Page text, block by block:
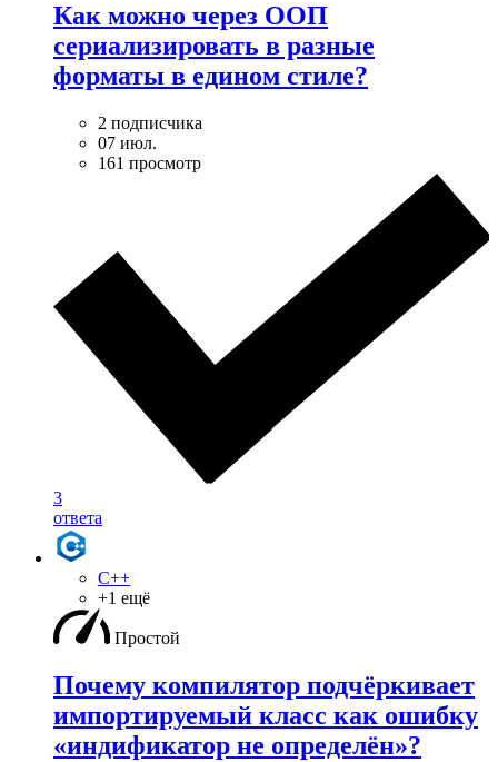
Как можно через ООП
сериализировать в разные
форматы в едином стиле?
2 подписчика
07 июл.
161 просмотр
3
ответа
C++
+1 ещё
Простой
Почему компилятор подчёркивает
импортируемый класс как ошибку
«индификатор не определён»?